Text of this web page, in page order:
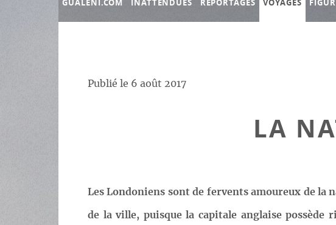
GUALENI.COM INATTENDUES REPORTAGES VOYAGES
Publié le 6 août 2017
LA
Les Londoniens sont de fervents amoureux de
de la ville, puisque la capitale anglaise